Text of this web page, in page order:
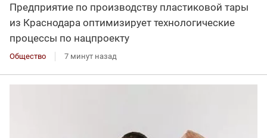
Предприятие по производству пластиковой тары
из Краснодара оптимизирует технологические
процессы по нацпроекту
Общество 7 минут назад